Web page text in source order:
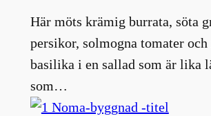
Här möts krämig burrata, söta
persikor, solmogna tomater
basilika i en sallad som är lika
som…